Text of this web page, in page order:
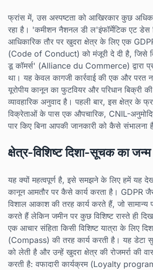
फ्रांस में, उस अस्पष्टता को आखिरकार कुछ
रहा है। 'कमीशन नैशनल डी ल'इंफॉर्मेटिक एट
आधिकारिक तौर पर खुदरा क्षेत्र के लिए एक
(Code of Conduct) को मंजूरी दे दी है, जिसे
डू कॉमर्स' (Alliance du Commerce) द्वारा
था। यह केवल कागजी कार्रवाई की एक और परत
यूरोपीय कानून का फुटवियर और परिधान बिक्री की
व्यावहारिक अनुवाद है। पहली बार, इस क्षेत्र के
विक्रेताओं के पास एक औपचारिक, CNIL-
पार किए बिना आपकी जानकारी को कैसे संभालना
क्षेत्र-विशिष्ट दिशा-सूचक का जन्म
यह क्यों महत्वपूर्ण है, इसे समझने के लिए हमें यह
कानून आमतौर पर कैसे कार्य करता है। GDPR
विशाल आकाश की तरह कार्य करते हैं, जो सामान्य
करते हैं लेकिन जमीन पर कुछ विशिष्ट रास्ते ही
एक आचार संहिता किसी विशिष्ट यात्रा के लिए
(Compass) की तरह कार्य करती है। यह डेटा
को लेती है और उन्हें खुदरा क्षेत्र की रोजमर्रा की
करती है: वफादारी कार्यक्रम (Loyalty